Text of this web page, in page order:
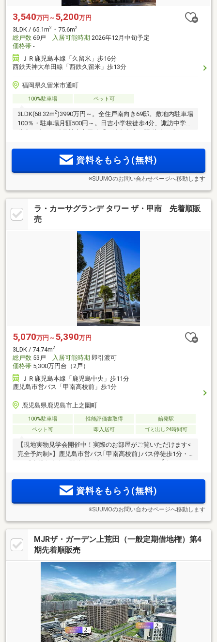
3,540万円～ 5,200万円
3LDK / 65.1m2 ・75.6m2
総戸数 69戸 入居可能時期 2026年12月中旬予定
価格帯 -
ＪＲ鹿児島本線「久留米」歩16分
西鉄天神大牟田線「西鉄久留米」歩13分
福岡県久留米市通町
100%駐車場 ペット可
3LDK(68.32m2)3990万円～。全住戸南向き69邸。敷地内駐車場
100％・駐車場月額500円～。日吉小学校徒歩4分、諏訪中学校
ス。
資料をもらう(無料)
※SUUMOのお問い合わせページへ移動します
ラ・カーサグランデ タワー ザ・甲南 先着順販
売
5,070万円～ 5,390万円
3LDK / 74.74m2
総戸数 53戸 入居可能時期 即引渡可
価格帯 5,300万円台（2戸）
ＪＲ鹿児島本線「鹿児島中央」歩11分
鹿児島市営バス「甲南高校前」歩1分
鹿児島県鹿児島市上之園町
100%駐車場 性能評価書取得
始発駅
ペット可
即入居可 ゴミ出し24時間可
【現地実物見学会開催中！実際のお部屋がご覧いただけます<
完全予約制>】鹿児島市営バス｢甲南高校前｣バス停徒歩1分・
2
荒田エリアの中心に全53邸「ラ・カーサグランデ タワー ザ・
甲南」誕生。資料請求受付中！資料をもらう(無料)
※SUUMOのお問い合わせページへ移動します
MJRザ・ガーデン上荒田（一般定期借地権）第4
期先着順販売